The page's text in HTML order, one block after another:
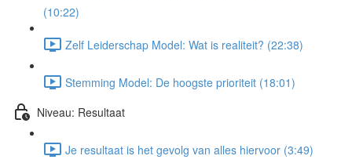
(10:22)
Zelf Leiderschap Model: Wat is realiteit? (22:38)
Stemming Model: De hoogste prioriteit (18:01)
Niveau: Resultaat
Je resultaat is het gevolg van alles hiervoor (3:49)